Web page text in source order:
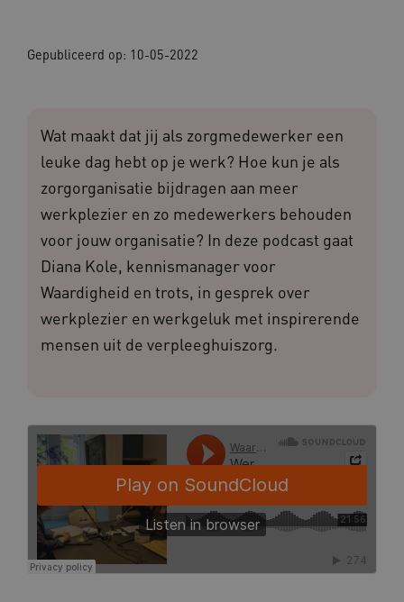
Gepubliceerd op: 10-05-2022
Wat maakt dat jij als zorgmedewerker een
leuke dag hebt op je werk? Hoe kun je als
zorgorganisatie bijdragen aan meer
werkplezier en zo medewerkers behouden
voor jouw organisatie? In deze podcast gaat
Diana Kole, kennismanager voor
Waardigheid en trots, in gesprek over
werkplezier en werkgeluk met inspirerende
mensen uit de verpleeghuiszorg.